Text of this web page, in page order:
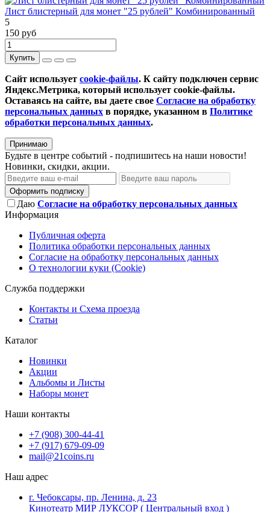
Лист блистерный для монет "25 рублей" Комбинированный
5
150 руб
Купить
Сайт использует cookie-файлы. К cайту подключен сервис
Яндекс.Метрика, который использует cookie-файлы.
Оставаясь на сайте, вы даете свое Согласие на обработку
персональных данных в порядке, указанном в Политике
обработки персональных данных.
Принимаю
Будьте в центре событий - подпишитесь на наши новости!
Новинки, скидки, акции.
Оформить подписку
Даю Согласие на обработку персональных данных
Информация
Публичная оферта
Политика обработки персональных данных
Согласие на обработку персональных данных
О технологии куки (Cookie)
Служба поддержки
Контакты и Схема проезда
Статьи
Каталог
Новинки
Акции
Альбомы и Листы
Наборы монет
Наши контакты
+7 (908) 300-44-41
+7 (917) 679-09-09
mail@21coins.ru
Наш адрес
г. Чебоксары, пр. Ленина, д. 23
Кинотеатр МИР ЛУКСОР ( Центральный вход )